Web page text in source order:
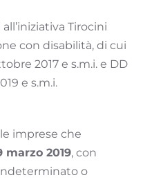
Tirocini
con disabilità, di cui
2017 e s.m.i. e DD
e s.m.i.
imprese che
marzo 2019, con
o